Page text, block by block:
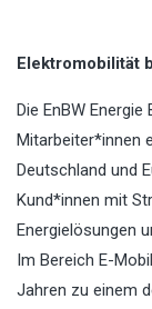
Elektromobilität
Die EnBW
Mitarbeiter*innen
Deutschland und
Kund*innen mit
Energielösungen
Im Bereich E-
Jahren zu einem